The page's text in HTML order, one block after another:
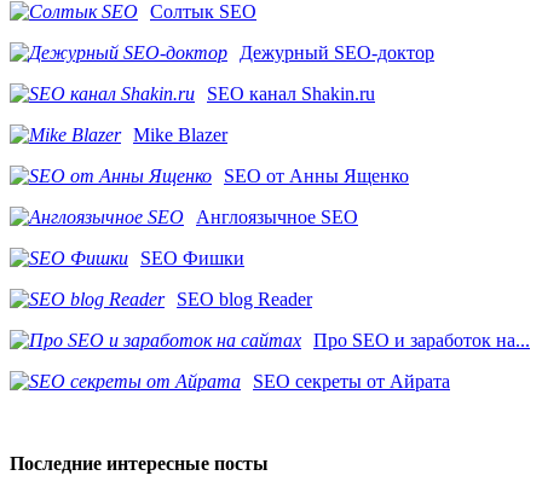
Солтык SEO
Дежурный SEO-доктор
SEO канал Shakin.ru
Mike Blazer
SEO от Анны Ященко
Англоязычное SEO
SEO Фишки
SEO blog Reader
Про SEO и заработок на...
SEO секреты от Айрата
Последние интересные посты